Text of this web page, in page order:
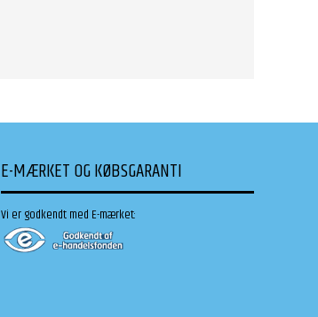
E-MÆRKET OG KØBSGARANTI
Vi er godkendt med E-mærket: